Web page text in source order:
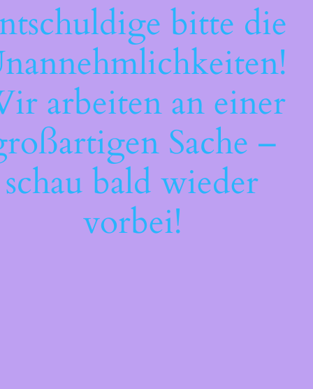
bitte die
arbeiten an einer
Sache –
schau bald wieder
vorbei!